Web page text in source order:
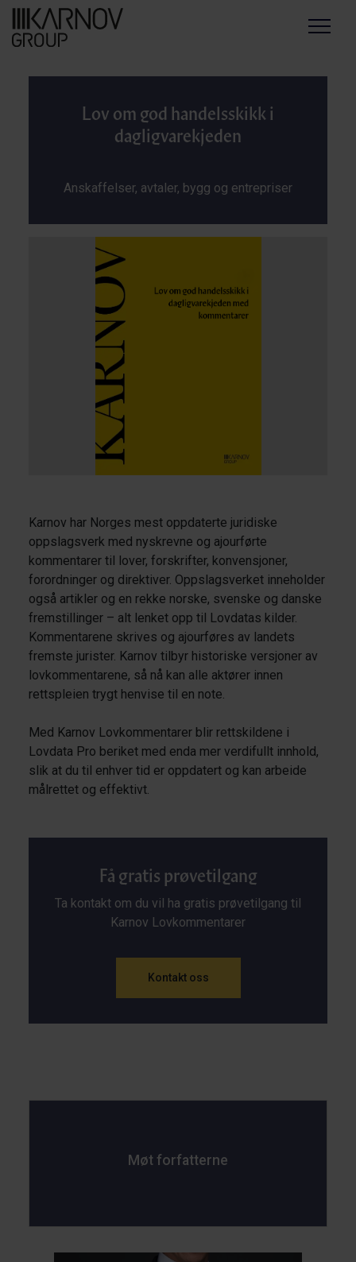
Menu
Lov om god handelsskikk i
dagligvarekjeden
Karnov har Norges mest oppdaterte juridiske
oppslagsverk med nyskrevne og ajourførte
kommentarer til lover, forskrifter, konvensjoner,
forordninger og direktiver. Oppslagsverket inneholder
også artikler og en rekke norske, svenske og danske
fremstillinger – alt lenket opp til Lovdatas kilder.
Kommentarene skrives og ajourføres av landets
fremste jurister. Karnov tilbyr historiske versjoner av
lovkommentarene, så nå kan alle aktører innen
rettspleien trygt henvise til en note.
Med Karnov Lovkommentarer blir rettskildene i
Lovdata Pro beriket med enda mer verdifullt innhold,
slik at du til enhver tid er oppdatert og kan arbeide
målrettet og effektivt.
Få gratis prøvetilgang
Ta kontakt om du vil ha gratis prøvetilgang til
Karnov Lovkommentarer
Kontakt oss
Møt forfatterne